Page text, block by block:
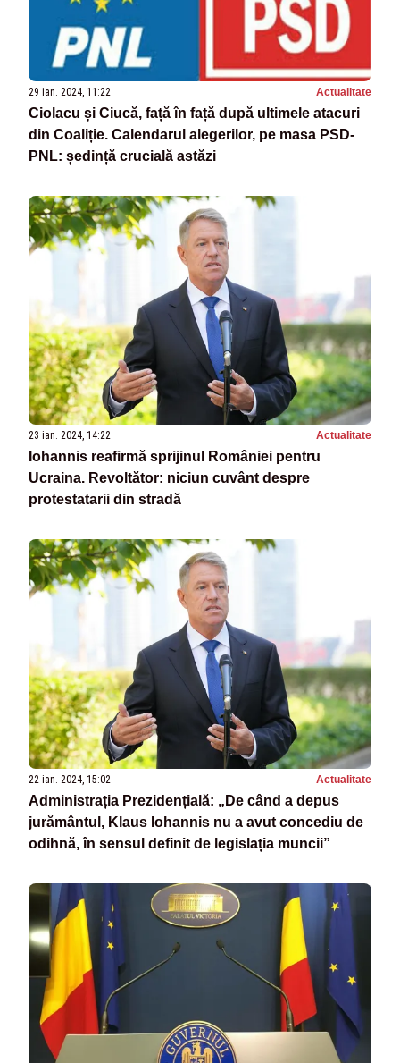
29 ian. 2024, 11:22 Actualitate
Ciolacu și Ciucă, față în față după ultimele atacuri
din Coaliție. Calendarul alegerilor, pe masa PSD-
PNL: ședință crucială astăzi
23 ian. 2024, 14:22 Actualitate
Iohannis reafirmă sprijinul României pentru
Ucraina. Revoltător: niciun cuvânt despre
protestatarii din stradă
22 ian. 2024, 15:02 Actualitate
Administrația Prezidențială: „De când a depus
jurământul, Klaus Iohannis nu a avut concediu de
odihnă, în sensul definit de legislația muncii”